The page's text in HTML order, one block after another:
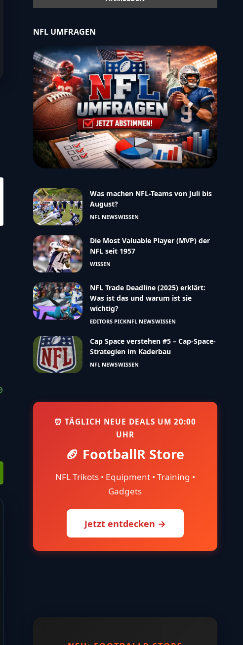
NFL UMFRAGEN
Was machen NFL-Teams von Juli bis
August?
NFL NEWSWISSEN
Die Most Valuable Player (MVP) der
NFL seit 1957
WISSEN
NFL Trade Deadline (2025) erklärt:
Was ist das und warum ist sie
wichtig?
EDITORS PICKNFL NEWSWISSEN
Cap Space verstehen #5 – Cap-Space-
Strategien im Kaderbau
NFL NEWSWISSEN
⏰ TÄGLICH NEUE DEALS UM 20:00
UHR
🏈 FootballR Store
NFL Trikots • Equipment • Training •
Gadgets
Jetzt entdecken →